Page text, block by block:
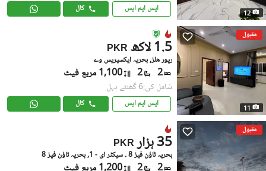
12 ایس ایم ایس کال
مقبول
11
PKR 1.5 لاکھ
ریور هلز, بحریہ ایکسپریس وے
2
2 1,100 مربع فیٹ
شامل کی:6 گھنٹے پہل
ایس ایم ایس کال
مقبول
PKR 35 ہزار
بحریہ ٹاؤن فیز 8 ۔ سیکٹر ای - 1, بحریہ ٹاؤن فیز 8